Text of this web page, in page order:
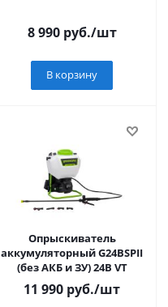
8 990руб./шт
В корзину
Опрыскиватель
аккумуляторный G24BSPII
(без АКБ и ЗУ) 24В VT
11 990 руб./шт